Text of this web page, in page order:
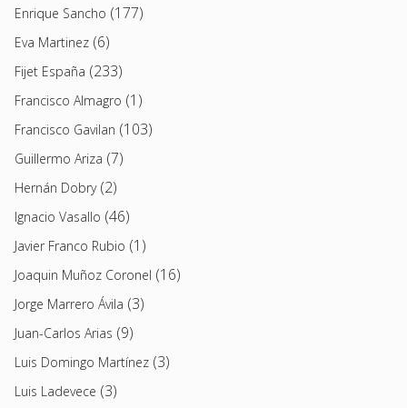
Enrique Sancho (177)
Eva Martinez (6)
Fijet España (233)
Francisco Almagro (1)
Francisco Gavilan (103)
Guillermo Ariza (7)
Hernán Dobry(2)
Ignacio Vasallo (46)
Javier Franco Rubio (1)
Joaquin Muñoz Coronel (16)
Jorge Marrero Ávila (3)
Juan-Carlos Arias (9)
Luis Domingo Martínez (3)
Luis Ladevece (3)